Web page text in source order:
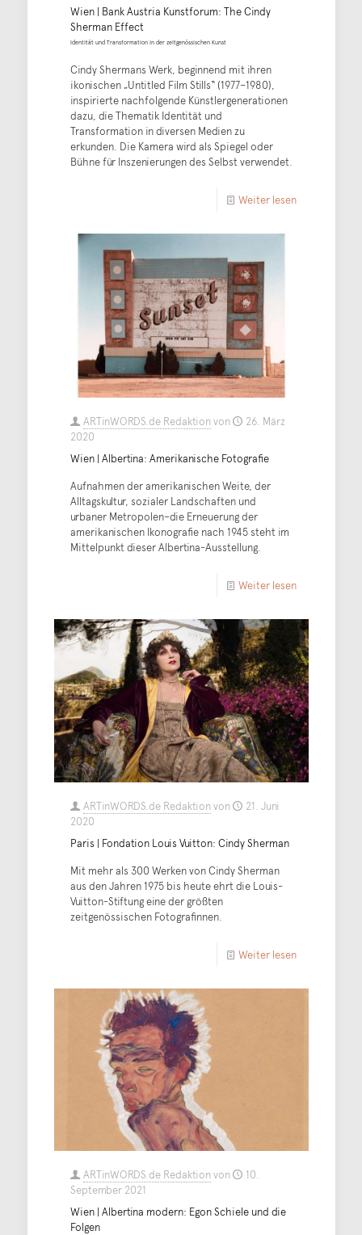
Wien | Bank Austria Kunstforum: The Cindy
Sherman Effect
Identität und Transformation in der zeitgenössischen Kunst
Cindy Shermans Werk, beginnend mit ihren
ikonischen „Untitled Film Stills“ (1977–1980),
inspirierte nachfolgende Künstlergenerationen
dazu, die Thematik Identität und
Transformation in diversen Medien zu
erkunden. Die Kamera wird als Spiegel oder
Bühne für Inszenierungen des Selbst verwendet.
Weiter lesen
ARTinWORDS.de Redaktionvon
26. März
2020
Wien | Albertina: Amerikanische Fotografie
Aufnahmen der amerikanischen Weite, der
Alltagskultur, sozialer Landschaften und
urbaner Metropolen–die Erneuerung der
amerikanischen Ikonografie nach 1945 steht im
Mittelpunkt dieser Albertina-Ausstellung.
Weiter lesen
ARTinWORDS.de Redaktionvon
21. Juni
2020
Paris | Fondation Louis Vuitton: Cindy Sherman
Mit mehr als 300 Werken von Cindy Sherman
aus den Jahren 1975 bis heute ehrt die Louis-
Vuitton-Stiftung eine der größten
zeitgenössischen Fotografinnen.
Weiter lesen
ARTinWORDS.de Redaktionvon
10.
September 2021
Wien | Albertina modern: Egon Schiele und die
Folgen